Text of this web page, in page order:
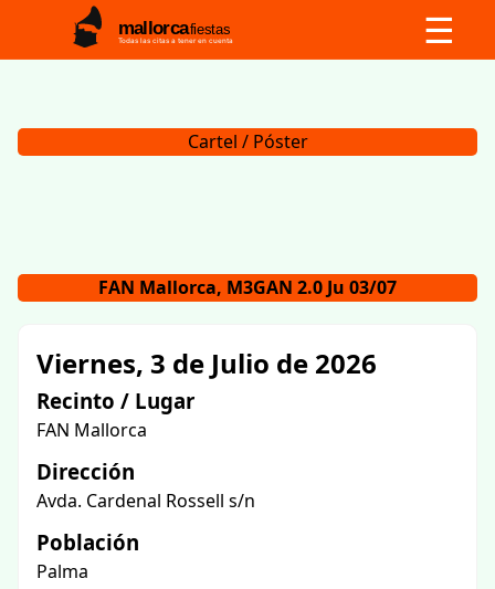
mallorcafiestas
Todas las citas a tener en cuenta ☰
Cartel / Póster
FAN Mallorca, M3GAN 2.0 Ju 03/07
Viernes, 3 de Julio de 2026
Recinto / Lugar
FAN Mallorca
Dirección
Avda. Cardenal Rossell s/n
Población
Palma